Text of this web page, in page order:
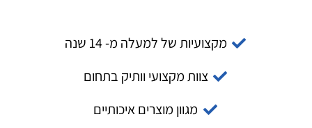
מקצועיות של למעלה מ- 14 שנה
צוות מקצועי וותיק בתחום
מגוון מוצרים איכותיים